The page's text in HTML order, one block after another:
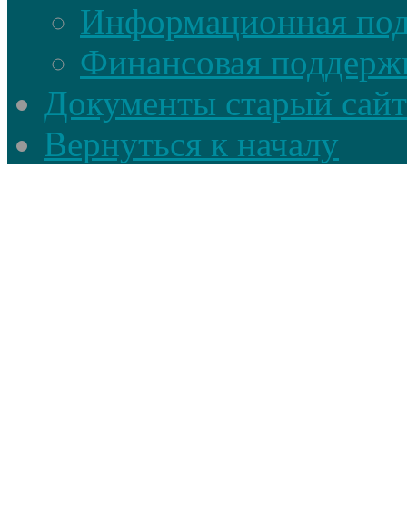
Информационная
Финансовая
Документы старый сайт
Вернуться к началу